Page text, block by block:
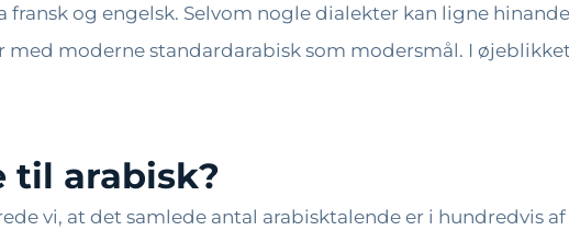
og engelsk. Selvom nogle dialekter kan ligne
moderne standardarabisk som modersmål. I
til arabisk?
vi, at det samlede antal arabisktalende er i hundredvis af